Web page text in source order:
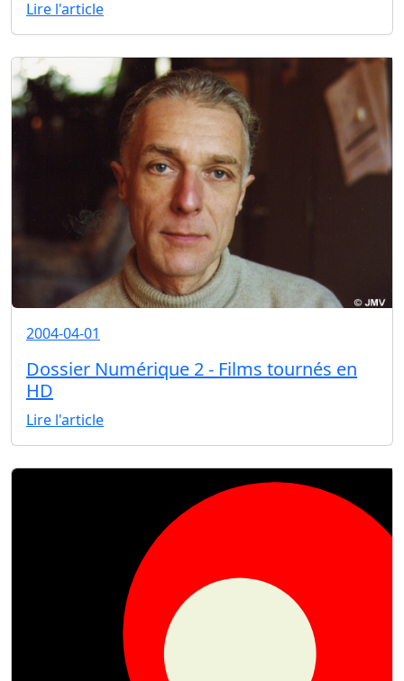
Lire l'article
2004-04-01
Dossier Numérique 2 - Films tournés en
HD
Lire l'article